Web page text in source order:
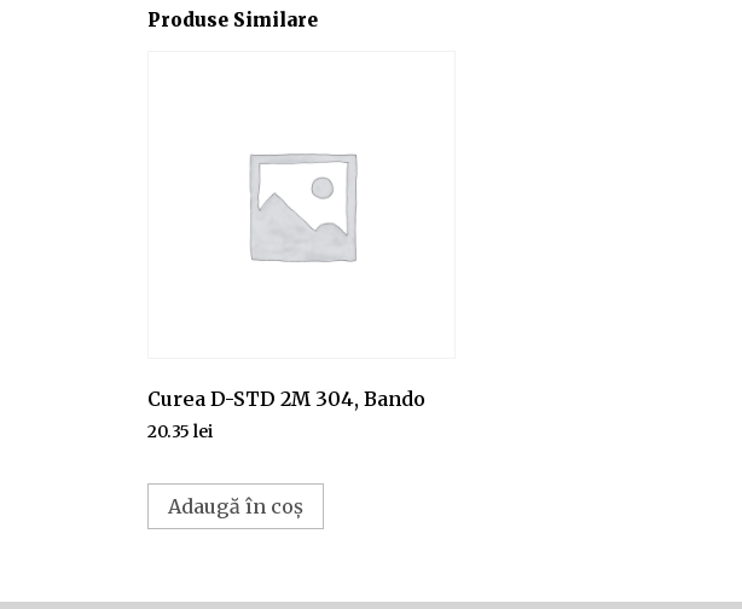
Produse Similare
Curea D-STD 2M 304, Bando
20.35 lei
Adaugă în coș